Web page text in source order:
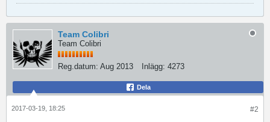
Team Colibri
Team Colibri
Reg.datum: Aug 2013 Inlägg: 4273
Dela
#2
2017-03-19, 18:25